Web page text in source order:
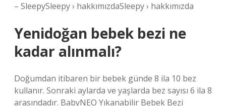
– SleepySleepy › hakkımızdaSleepy › hakkımızda
Yenidoğan bebek bezi ne
kadar alınmalı?
Doğumdan itibaren bir bebek günde 8 ila 10 bez
kullanır. Sonraki aylarda ve yaşlarda bez sayısı 6 ila 8
arasındadır. BabyNEO Yıkanabilir Bebek Bezi